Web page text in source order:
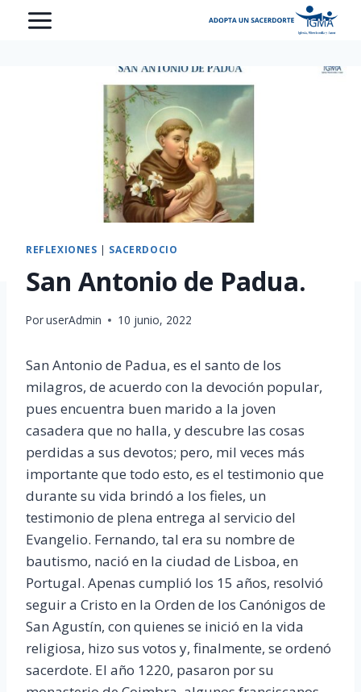
Saltar
REFLEXIONES | SACERDOCIO
San Antonio de Padua.
PoruserAdmin 10 junio, 2022
San Antonio de Padua, es el santo de los
milagros, de acuerdo con la devoción popular,
pues encuentra buen marido a la joven
casadera que no halla, y descubre las cosas
perdidas a sus devotos; pero, mil veces más
importante que todo esto, es el testimonio que
durante su vida brindó a los fieles, un
testimonio de plena entrega al servicio del
Evangelio. Fernando, tal era su nombre de
bautismo, nació en la ciudad de Lisboa, en
Portugal. Apenas cumplió los 15 años, resolvió
seguir a Cristo en la Orden de los Canónigos de
San Agustín, con quienes se inició en la vida
religiosa, hizo sus votos y, finalmente, se ordenó
sacerdote. El año 1220, pasaron por su